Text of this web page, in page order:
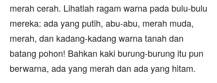
merah cerah. Lihatlah ragam warna pada bulu-bulu
mereka: ada yang putih, abu-abu, merah muda,
merah, dan kadang-kadang warna tanah dan
batang pohon! Bahkan kaki burung-burung itu pun
berwarna, ada yang merah dan ada yang hitam.